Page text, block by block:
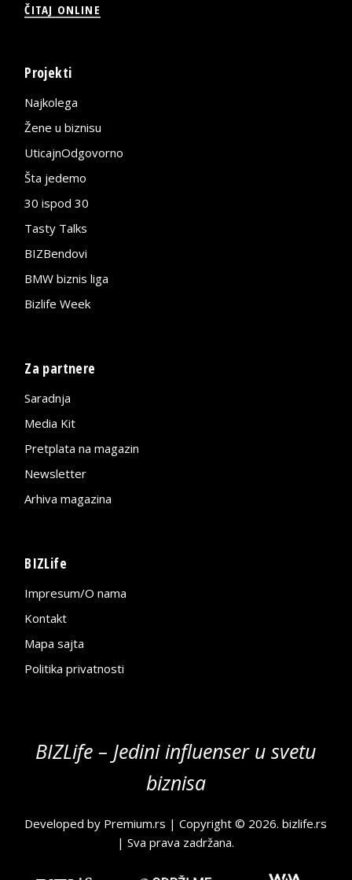
ČITAJ ONLINE
Projekti
Najkolega
Žene u biznisu
UticajnOdgovorno
Šta jedemo
30 ispod 30
Tasty Talks
BIZBendovi
BMW biznis liga
Bizlife Week
Za partnere
Saradnja
Media Kit
Pretplata na magazin
Newsletter
Arhiva magazina
BIZLife
Impresum/O nama
Kontakt
Mapa sajta
Politika privatnosti
BIZLife – Jedini influenser u svetu
biznisa
Developed by Premium.rs | Copyright © 2026.bizlife.rs
| Sva prava zadržana.